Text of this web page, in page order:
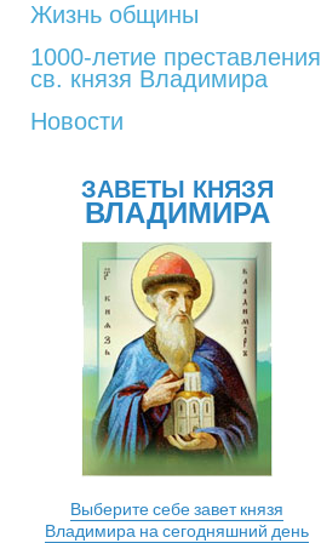
Жизнь общины
1000-летие преставления
св. князя Владимира
Новости
ЗАВЕТЫ КНЯЗЯ
ВЛАДИМИРА
Выберите себе завет князя
Владимира на сегодняшний день